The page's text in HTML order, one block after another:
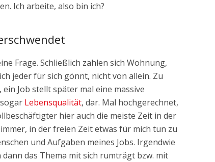
Ich arbeite, also bin ich?
Frage. Schließlich zahlen sich Wohnung,
jeder für sich gönnt, nicht von allein. Zu
Job stellt später mal eine massive
Lebensqualität, dar. Mal hochgerechnet,
hier auch die meiste Zeit in der
in der freien Zeit etwas für mich tun zu
und Aufgaben meines Jobs. Irgendwie
das Thema mit sich rumträgt bzw. mit